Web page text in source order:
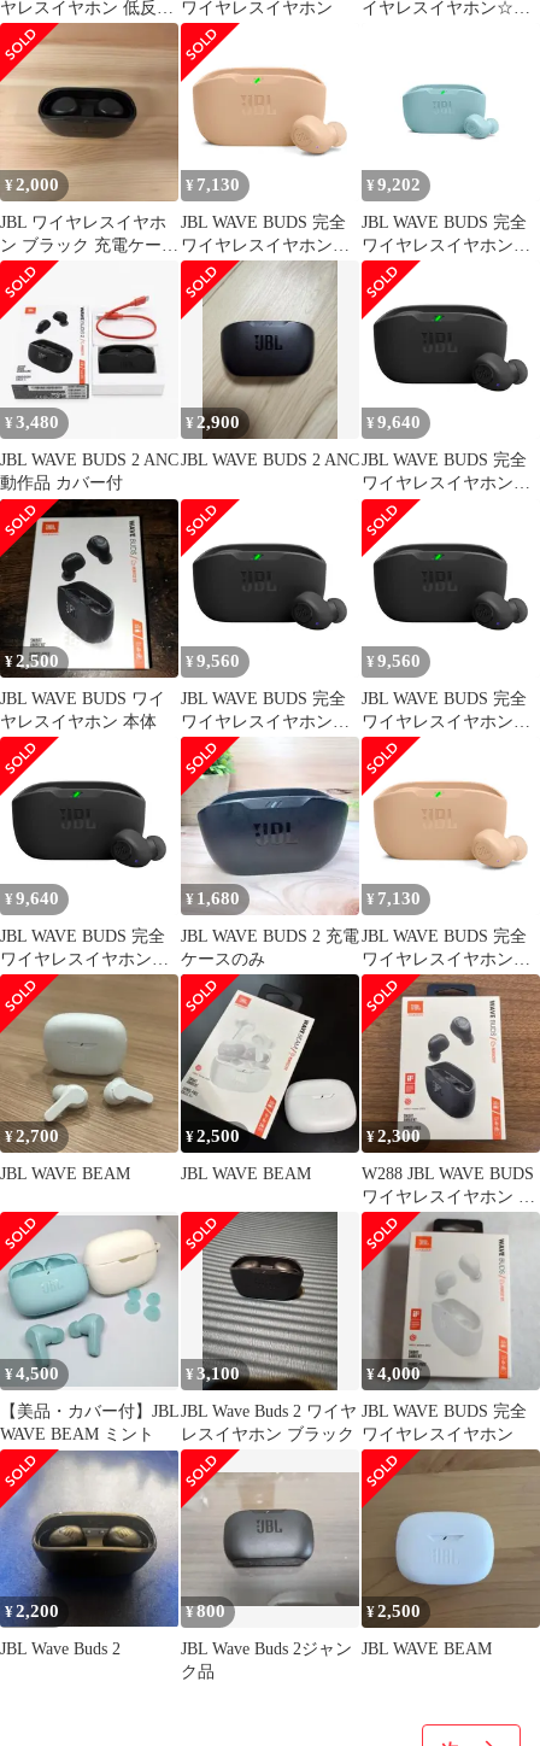
ヤレスイヤホン 低反発
イヤーピース付属
ワイヤレスイヤホン
イヤレスイヤホン☆動
¥2,000
JBL ワイヤレスイヤホ
ン ブラック 充電ケース
付き
¥ 7,130
JBL WAVE BUDS 完全
ワイヤレスイヤホン
Bluetooth/IP54防水防塵/
アプリ対応USBタイプ
C/ベージュ
JBLWBUDSBEG 小 [ベ
ージュ]
¥ 9,202
JBL WAVE BUDS 完全
ワイヤレスイヤホン
Bluetooth/IP54防水防塵/
アプリ対応USBタイプ
C/ミント
JBLWBUDSMIT 小
¥3,480
JBL WAVE BUDS 2 ANC
動作品 カバー付
¥2,900
JBL WAVE BUDS 2 ANC
¥ 9,640
JBL WAVE BUDS 完全
ワイヤレスイヤホン
Bluetooth/IP54防水防塵/
アプリ対応USBタイプ
C/ブラック
JBLWBUDSBLK 小 [ブ
ラック]
¥2,500
JBL WAVE BUDS ワイ
ヤレスイヤホン 本体
¥ 9,560
JBL WAVE BUDS 完全
ワイヤレスイヤホン
Bluetooth/IP54防水防塵/
アプリ対応USBタイプ
C/ブラック
JBLWBUDSBLK 小 [ブ
ラック]
¥ 9,560
JBL WAVE BUDS 完全
ワイヤレスイヤホン
Bluetooth/IP54防水防塵/
アプリ対応USBタイプ
C/ブラック
JBLWBUDSBLK 小 [ブ
ラック]
¥ 9,640
JBL WAVE BUDS 完全
ワイヤレスイヤホン
Bluetooth/IP54防水防塵/
アプリ対応USBタイプ
C/ブラック
JBLWBUDSBLK 小 [ブ
ラック]
¥ 1,680
JBL WAVE BUDS 2 充電
ケースのみ
¥ 7,130
JBL WAVE BUDS 完全
ワイヤレスイヤホン
Bluetooth/IP54防水防塵/
アプリ対応USBタイプ
C/ベージュ
JBLWBUDSBEG 小 [ベ
ージュ]
¥2,700
JBL WAVE BEAM
¥2,500
JBL WAVE BEAM
¥2,300
W288 JBL WAVE BUDS
ワイヤレスイヤホン 本
体 ブラック
¥4,500
​【美品・カバー付】JBL
WAVE BEAM ミント
¥3,100
JBL Wave Buds 2 ワイヤ
レスイヤホン ブラック
¥4,000
JBL WAVE BUDS 完全
ワイヤレスイヤホン
¥2,200
JBL Wave Buds 2
¥800
JBL Wave Buds 2ジャン
ク品
¥2,500
JBL WAVE BEAM